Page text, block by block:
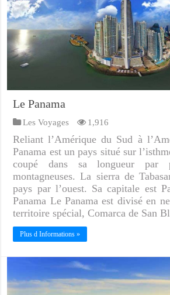
Le Panama
Les Voyages 1,916
Reliant l’Amérique du Sud à
Panama est un pays situé sur
coupé dans sa longueur par
montagneuses. La sierra de
pays par l’ouest. Sa capitale est
Panama Le Panama est divisé en
territoire spécial, Comarca de San
Plus d Informations »